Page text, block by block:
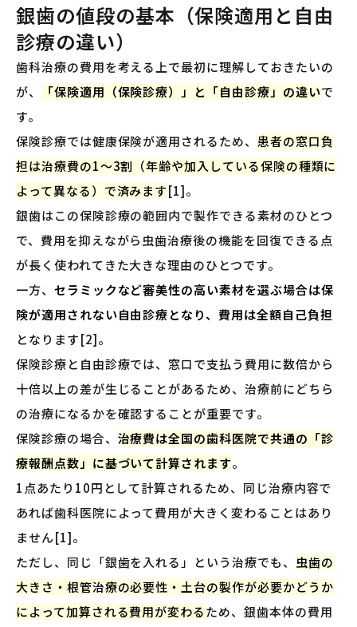
銀歯の値段の基本（保険適用と自由
診療の違い）
歯科治療の費用を考える上で最初に理解しておきたいの
が、
「保険適用（保険診療）」と「自由診療」の違いで
す。
保険診療では健康保険が適用されるため、 患者の窓口負
担は治療費の1〜3割（年齢や加入している保険の種類に
よって異なる）で済みます[1]。
銀歯はこの保険診療の範囲内で製作できる素材のひとつ
で、費用を抑えながら虫歯治療後の機能を回復できる点
が長く使われてきた大きな理由のひとつです。
一方、 セラミックなど審美性の高い素材を選ぶ場合は保
険が適用されない自由診療となり、費用は全額自己負担
となります[2]。
保険診療と自由診療では、窓口で支払う費用に数倍から
十倍以上の差が生じることがあるため、治療前にどちら
の治療になるかを確認することが重要です。
保険診療の場合、 治療費は全国の歯科医院で共通の「診
療報酬点数」に基づいて計算されます。
1点あたり10円として計算されるため、同じ治療内容で
あれば歯科医院によって費用が大きく変わることはあり
ません[1]。
ただし、同じ「銀歯を入れる」という治療でも、 虫歯の
大きさ・根管治療の必要性・土台の製作が必要かどうか
によって加算される費用が変わるため、銀歯本体の費用